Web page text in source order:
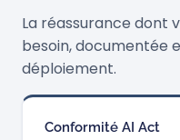
La réassurance dont
besoin, documentée
déploiement.
Conformité AI Act